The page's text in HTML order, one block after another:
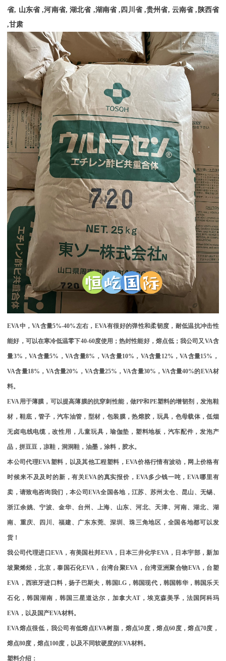
省, 山东省 ,河南省, 湖北省 ,湖南省 , 四川省 ,贵州省, 云南省 , 陕西省
,甘肃
EVA中，VA含量5%-40%左右， EVA有很好的弹性和柔韧度，耐低温抗冲击性
能好，可以在寒冷低温零下40-60度使用；热封性能好，熔点低；我公司又VA含
量3% ，VA含量5% ，VA含量8% ， VA含量10% ， VA含量12% ，VA含量15% ，
VA含量18% ， VA含量20% ， VA含量25% ，VA含量30% ， VA含量40%的EVA材
料。
EVA用于薄膜，可以提高薄膜的抗穿刺性能，做PP和 PE塑料的增韧剂，发泡鞋
材，鞋底，管子，汽车油管，型材，包装膜，热熔胶，玩具，色母载体，低烟
无卤电线电缆，改性用，儿童玩具，瑜伽垫，塑料地板，汽车配件，发泡产
品，拼豆豆，凉鞋，洞洞鞋，油墨，涂料，胶水。
本公司代理EVA塑料，以及其他工程塑料， EVA价格行情有波动，网上价格有
时候来不及及时的新，有关EVA的真实报价， EVA多少钱一吨，EVA哪里有
卖，请致电咨询我们，本公司 EVA全国各地，江苏、苏州太仓、昆山、无锡、
浙江余姚、宁波、金华、台州、上海、山东、河北、天津、河南、湖北、湖
南、重庆、四川、福建、广东东莞、深圳、珠三角地区，全国各地都可以发
货！
我公司代理进口 EVA，有美国杜邦EVA，日本三井化学EVA，日本宇部，新加
坡聚烯烃，北京，泰国石化EVA，台湾台聚EVA ，台湾亚洲聚合物EVA，台塑
EVA ，西班牙进口料，扬子巴斯夫，韩国LG，韩国现代，韩国韩华，韩国乐天
石化，韩国湖南，韩国三星道达尔，加拿大AT，埃克森美孚，法国阿科玛
EVA ，以及国产EVA材料。
EVA熔点很低，我公司有低熔点EVA树脂，熔点50度，熔点60度，熔点70度，
熔点80度，熔点100度，以及不同软硬度的EVA材料。
塑料介绍：